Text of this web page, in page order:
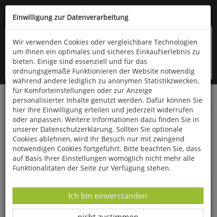
Kompletten Head der Seite überspringen
oder (06766) 9323-960
Startseite Bücher Geschichte Zeitgeschichte
Anderland
Einwilligung zur Datenverarbeitung
Wir verwenden Cookies oder vergleichbare Technologien
um Ihnen ein optimales und sicheres Einkaufserlebnis zu
bieten. Einige sind essenziell und für das
ordnungsgemäße Funktionieren der Website notwendig
während andere lediglich zu anonymen Statistikzwecken,
für Komforteinstellungen oder zur Anzeige
personalisierter Inhalte genutzt werden. Dafür können Sie
hier Ihre Einwilligung erteilen und jederzeit widerrufen
oder anpassen. Weitere Informationen dazu finden Sie in
unserer Datenschutzerklärung. Sollten Sie optionale
Cookies ablehnen, wird Ihr Besuch nur mit zwingend
notwendigen Cookies fortgeführt. Bitte beachten Sie, dass
auf Basis Ihrer Einstellungen womöglich nicht mehr alle
Funktionalitäten der Seite zur Verfügung stehen.
Datenverarbeitung -
Ich bin einverstanden